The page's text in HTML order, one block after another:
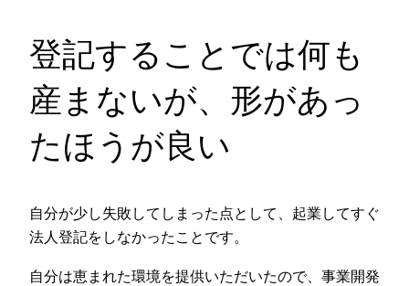
登記することでは何も
産まないが、形があっ
たほうが良い
自分が少し失敗してしまった点として、起業してすぐ
法人登記をしなかったことです。
自分は恵まれた環境を提供いただいたので、事業開発